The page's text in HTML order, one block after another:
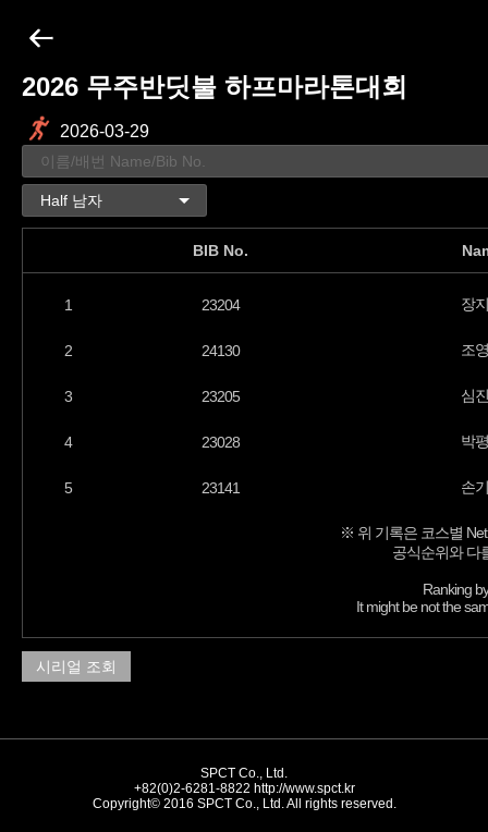
2026 무주반딧불 하프마라톤대회
2026-03-29
BIB No.
1 23204 장
2 24130 조
3 23205 심
4 23028 박
5 23141 손
※ 위 기록은 코스별
공식순위와 다
Ranking
It might be not the
시리얼 조회
SPCT Co., Ltd.
+82(0)2-6281-8822 http://www.spct.kr
Copyright© 2016 SPCT Co., Ltd. All rights reserved.